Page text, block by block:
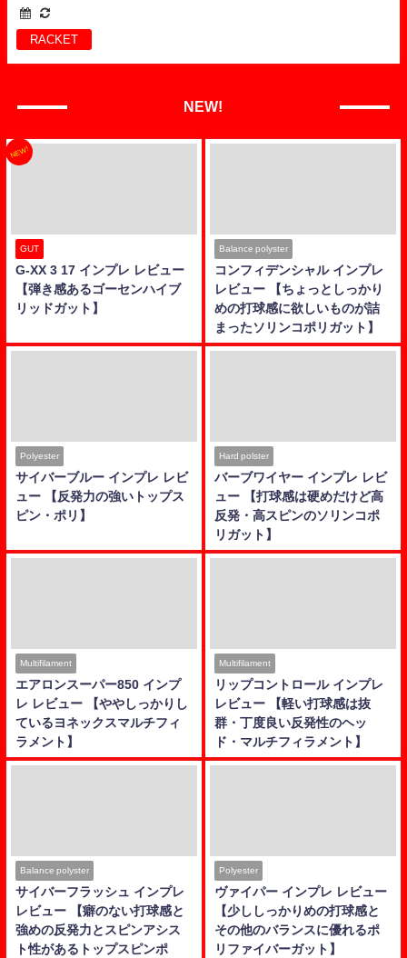
RACKET
NEW!
NEW!
GUT
G-XX 3 17 インプレ レビュー
【弾き感あるゴーセンハイブ
リッドガット】
Balance polyster
コンフィデンシャル インプレ
レビュー 【ちょっとしっかり
めの打球感に欲しいものが詰
まったソリンコポリガット】
Polyester
サイバーブルー インプレ レビ
ュー 【反発力の強いトップス
ピン・ポリ】
Hard polster
バーブワイヤー インプレ レビ
ュー 【打球感は硬めだけど高
反発・高スピンのソリンコポ
リガット】
Multifilament
エアロンスーパー850 インプ
レ レビュー 【ややしっかりし
ているヨネックスマルチフィ
ラメント】
Multifilament
リップコントロール インプレ
レビュー 【軽い打球感は抜
群・丁度良い反発性のヘッ
ド・マルチフィラメント】
Balance polyster
サイバーフラッシュ インプレ
レビュー 【癖のない打球感と
強めの反発力とスピンアシス
ト性があるトップスピンポ
Polyester
ヴァイパー インプレ レビュー
【少ししっかりめの打球感と
その他のバランスに優れるポ
リファイバーガット】